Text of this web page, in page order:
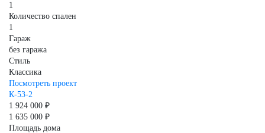
1
Количество спален
1
Гараж
без гаража
Стиль
Классика
Посмотреть проект
К-53-2
1 924 000 ₽
1 635 000 ₽
Площадь дома